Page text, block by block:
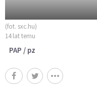
(fot. sxc.hu)
14 lat temu
PAP / pz